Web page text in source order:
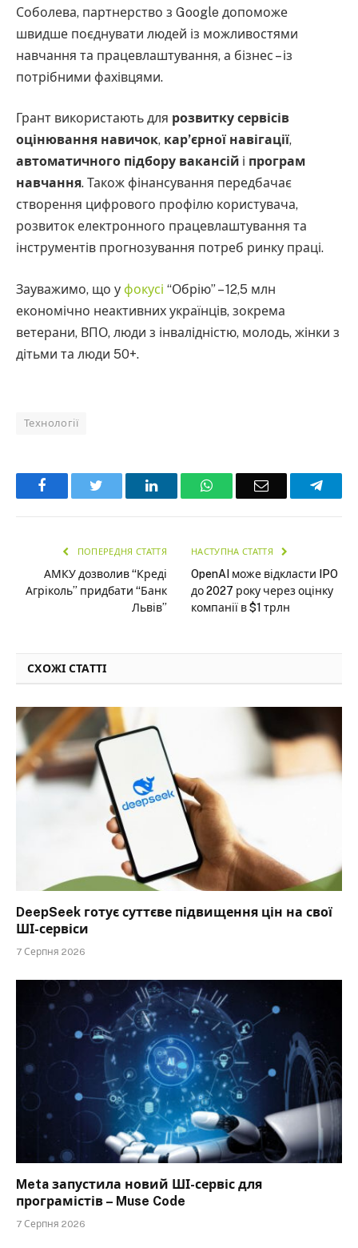
Соболева, партнерство з Google допоможе
швидше поєднувати людей із можливостями
навчання та працевлаштування, а бізнес – із
потрібними фахівцями.
Грант використають для розвитку сервісів
оцінювання навичок, кар’єрної навігації,
автоматичного підбору вакансій і програм
навчання. Також фінансування передбачає
створення цифрового профілю користувача,
розвиток електронного працевлаштування та
інструментів прогнозування потреб ринку праці.
Зауважимо, що у фокусі “Обрію” – 12,5 млн
економічно неактивних українців, зокрема
ветерани, ВПО, люди з інвалідністю, молодь, жінки з
дітьми та люди 50+.
Технології
Facebook LinkedInWhatsAppEmail
ПОПЕРЕДНЯ СТАТТЯ
АМКУ дозволив “Креді
Агріколь” придбати “Банк
Львів”
НАСТУПНА СТАТТЯ
OpenAI може відкласти IPO
до 2027 року через оцінку
компанії в $1 трлн
СХОЖІ СТАТТІ
DeepSeek готує суттєве підвищення цін на свої
ШІ-сервіси
7 Серпня 2026
Meta запустила новий ШІ-сервіс для
програмістів – Muse Code
7 Серпня 2026